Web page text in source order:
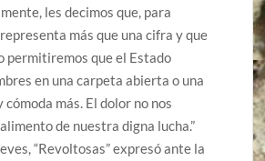
les decimos que, para
más que una cifra y que
permitiremos que el Estado
en una carpeta abierta o una
más. El dolor no nos
de nuestra digna lucha.”
“Revoltosas” expresó ante la